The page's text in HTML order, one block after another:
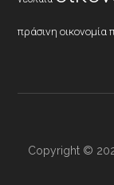
πράσινη οικονομία
Copyright ©